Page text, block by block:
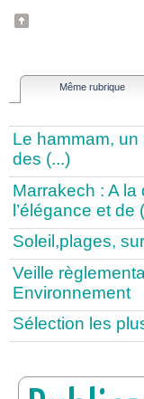
Même rubrique
Le hammam,
des (...)
Marrakech : A
l’élégance et de
Soleil,plages,
Veille
Environnement
Sélection les